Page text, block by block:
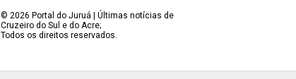
©2026 Portal do Juruá | Últimas notícias de
Cruzeiro do Sul e do Acre;
Todos os direitos reservados.